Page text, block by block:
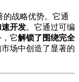
的战略优势。它通
速开发。它通过可编
它解锁了围绕完全
市场中创造了显著的